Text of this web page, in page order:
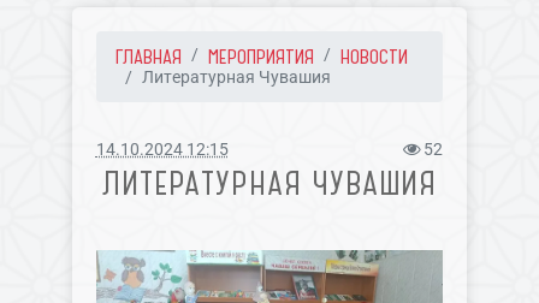
ГЛАВНАЯ МЕРОПРИЯТИЯ НОВОСТИ
Литературная Чувашия
14.10.2024 12:15 52
ЛИТЕРАТУРНАЯ ЧУВАШИЯ